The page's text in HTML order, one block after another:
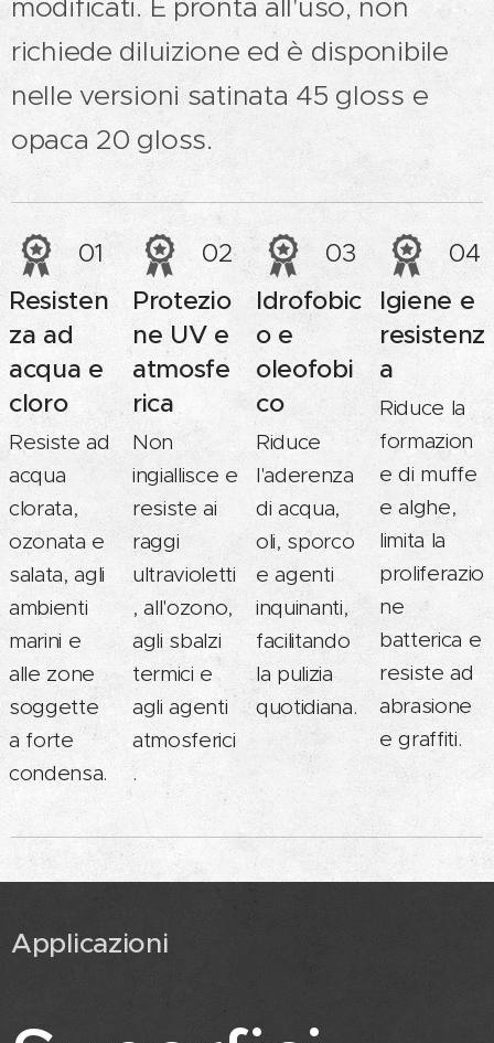
modificati. È pronta all'uso, non
richiede diluizione ed è disponibile
nelle versioni satinata 45 gloss e
opaca 20 gloss.
01
Resisten
za ad
acqua e
cloro
Resiste ad
acqua
clorata,
ozonata e
salata, agli
ambienti
marini e
alle zone
soggette
a forte
condensa.
02
Protezio
ne UV e
atmosfe
rica
Non
ingiallisce e
resiste ai
raggi
ultravioletti
, all'ozono,
agli sbalzi
termici e
agli agenti
atmosferici
.
03
Idrofobic
o e
oleofobi
co
Riduce
l'aderenza
di acqua,
oli, sporco
e agenti
inquinanti,
facilitando
la pulizia
quotidiana.
04
Igiene e
resistenz
a
Riduce la
formazion
e di muffe
e alghe,
limita la
proliferazio
ne
batterica e
resiste ad
abrasione
e graffiti.
Applicazioni